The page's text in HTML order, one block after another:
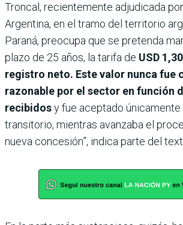
Troncal, recientemente adjudicada
Argentina, en el tramo del territorio
Paraná, preocupa que se pretenda
plazo de 25 años, la tarifa de USD
registro neto. Este valor nunca fue
razonable por el sector en función
recibidosy fue aceptado
transitorio, mientras avanzaba el
nueva concesión”, indica parte del